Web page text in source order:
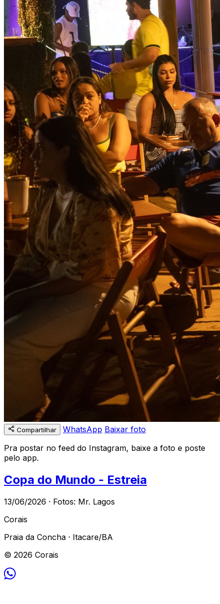
Compartilhar WhatsApp Baixar foto
Pra postar no feed do Instagram, baixe a foto e poste
pelo app.
Copa do Mundo - Estreia
13/06/2026 · Fotos: Mr. Lagos
Corais
Praia da Concha · Itacare/BA
© 2026 Corais